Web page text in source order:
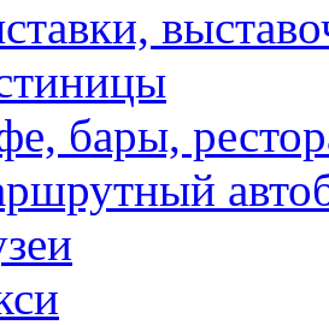
бары,